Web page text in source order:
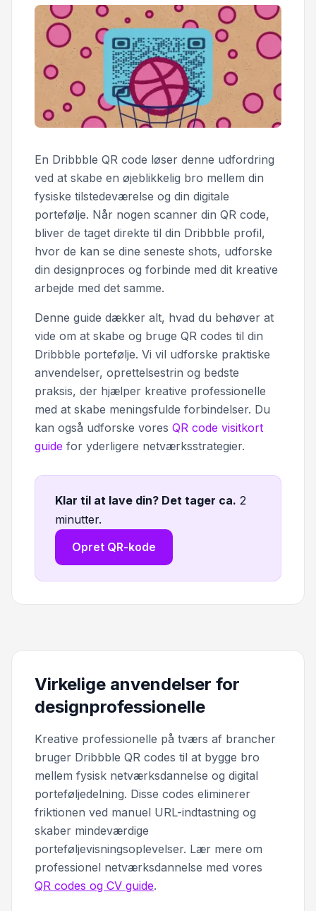
En Dribbble QR code løser denne udfordring
ved at skabe en øjeblikkelig bro mellem din
fysiske tilstedeværelse og din digitale
portefølje. Når nogen scanner din QR code,
bliver de taget direkte til din Dribbble profil,
hvor de kan se dine seneste shots, udforske
din designproces og forbinde med dit kreative
arbejde med det samme.
Denne guide dækker alt, hvad du behøver at
vide om at skabe og bruge QR codes til din
Dribbble portefølje. Vi vil udforske praktiske
anvendelser, oprettelsestrin og bedste
praksis, der hjælper kreative professionelle
med at skabe meningsfulde forbindelser. Du
kan også udforske vores QR code visitkort
guide for yderligere netværksstrategier.
Klar til at lave din? Det tager ca. 2
minutter.
Opret QR-kode
Virkelige anvendelser for
designprofessionelle
Kreative professionelle på tværs af brancher
bruger Dribbble QR codes til at bygge bro
mellem fysisk netværksdannelse og digital
porteføljedelning. Disse codes eliminerer
friktionen ved manuel URL-indtastning og
skaber mindeværdige
porteføljevisningsoplevelser. Lær mere om
professionel netværksdannelse med vores
QR codes og CV guide.